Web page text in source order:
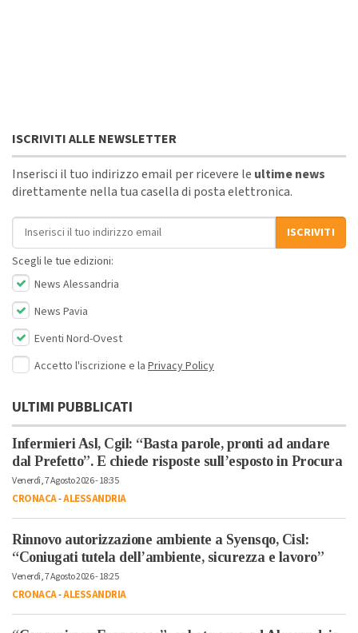
ISCRIVITI ALLE NEWSLETTER
Inserisci il tuo indirizzo email per ricevere le ultime news
direttamente nella tua casella di posta elettronica.
Indirizzo email
ISCRIVITI
Scegli le tue edizioni:
News Alessandria
News Pavia
Eventi Nord-Ovest
Accetto l'iscrizione e la Privacy Policy
ULTIMI PUBBLICATI
Infermieri Asl, Cgil: “Basta parole, pronti ad andare
dal Prefetto”. E chiede risposte sull’esposto in Procura
Venerdì, 7 Agosto 2026 - 18:35
CRONACA-ALESSANDRIA
Rinnovo autorizzazione ambiente a Syensqo, Cisl:
“Coniugati tutela dell’ambiente, sicurezza e lavoro”
Venerdì, 7 Agosto 2026 - 18:25
CRONACA-ALESSANDRIA